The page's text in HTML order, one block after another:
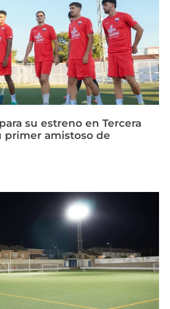
su estreno en Tercera
primer amistoso de